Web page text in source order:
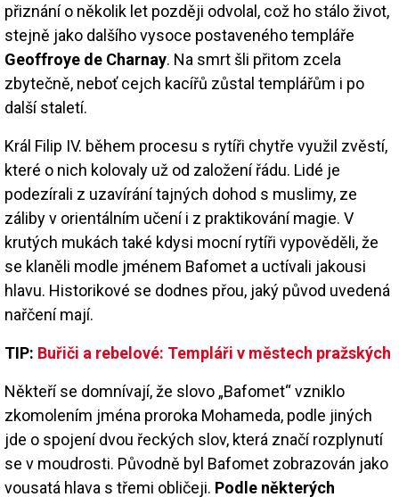
přiznání o několik let později odvolal, což ho stálo život,
stejně jako dalšího vysoce postaveného templáře
Geoffroye de Charnay. Na smrt šli přitom zcela
zbytečně, neboť cejch kacířů zůstal templářům i po
další staletí.
Král Filip IV. během procesu s rytíři chytře využil zvěstí,
které o nich kolovaly už od založení řádu. Lidé je
podezírali z uzavírání tajných dohod s muslimy, ze
záliby v orientálním učení i z praktikování magie. V
krutých mukách také kdysi mocní rytíři vypověděli, že
se klaněli modle jménem Bafomet a uctívali jakousi
hlavu. Historikové se dodnes přou, jaký původ uvedená
nařčení mají.
TIP: Buřiči a rebelové: Templáři v městech pražských
Někteří se domnívají, že slovo „Bafomet“ vzniklo
zkomolením jména proroka Mohameda, podle jiných
jde o spojení dvou řeckých slov, která značí rozplynutí
se v moudrosti. Původně byl Bafomet zobrazován jako
vousatá hlava s třemi obličeji. Podle některých